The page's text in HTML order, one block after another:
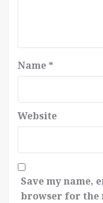
Name *
Website
Save my name,
browser for the